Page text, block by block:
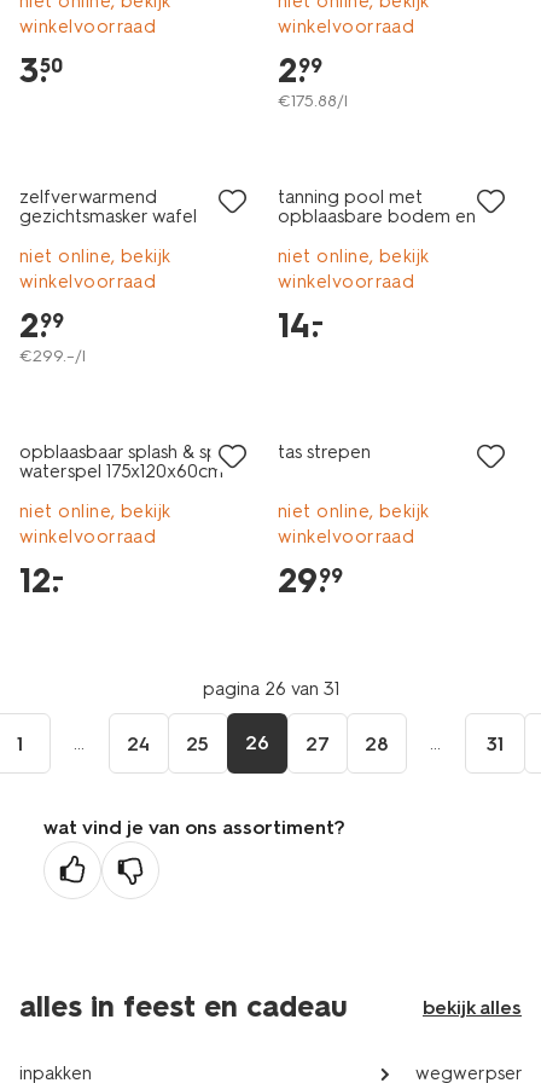
winkelvoorraad
3.
50
winkelvoorraad
2.
99
€175.88/l
zelfverwarmend
gezichtsmasker wafel
niet online, bekijk
winkelvoorraad
2.
99
€299.–/l
tanning pool met
opblaasbare bodem en
niet online, bekijk
winkelvoorraad
14.
–
opblaasbaar splash & spin
waterspel 175x120x60cm
niet online, bekijk
winkelvoorraad
12.
–
tas strepen
niet online, bekijk
winkelvoorraad
29.
99
pagina 26 van 31
1 ... 24 25 26 27 28 ... 31
wat vind je van ons assortiment?
alles in feest en cadeau bekijk alles
inpakken